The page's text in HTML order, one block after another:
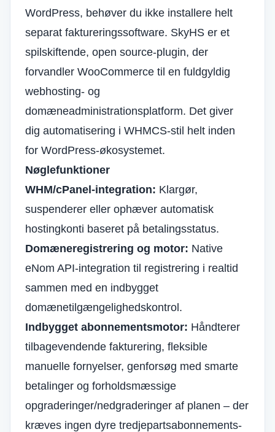
WordPress, behøver du ikke installere helt
separat faktureringssoftware. SkyHS er et
spilskiftende, open source-plugin, der
forvandler WooCommerce til en fuldgyldig
webhosting- og
domæneadministrationsplatform. Det giver
dig automatisering i WHMCS-stil helt inden
for WordPress-økosystemet.
Nøglefunktioner
WHM/cPanel-integration: Klargør,
suspenderer eller ophæver automatisk
hostingkonti baseret på betalingsstatus.
Domæneregistrering og motor: Native
eNom API-integration til registrering i realtid
sammen med en indbygget
domænetilgængelighedskontrol.
Indbygget abonnementsmotor: Håndterer
tilbagevendende fakturering, fleksible
manuelle fornyelser, genforsøg med smarte
betalinger og forholdsmæssige
opgraderinger/nedgraderinger af planen – der
kræves ingen dyre tredjepartsabonnements-